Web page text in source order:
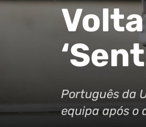
Português da
equipa após o